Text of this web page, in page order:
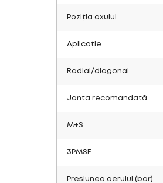
Poziția axului
Aplicație
Radial/diagonal
Janta recomandată
M+S
3PMSF
Presiunea aerului (bar)